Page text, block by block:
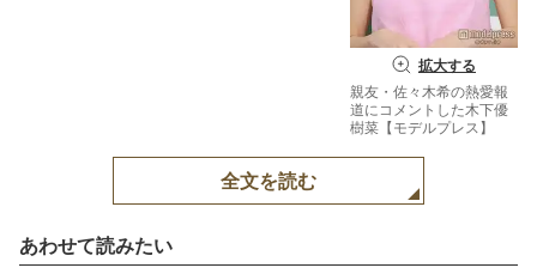
拡大する
親友・佐々木希の熱愛報
道にコメントした木下優
樹菜【モデルプレス】
全文を読む
あわせて読みたい